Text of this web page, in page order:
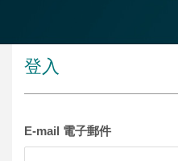
登入
E-mail 電子郵件